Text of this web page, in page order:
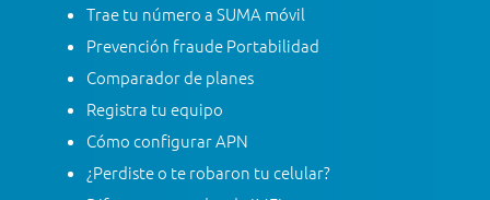
Trae tu número a SUMA móvil
Prevención fraude Portabilidad
Comparador de planes
Registra tu equipo
Cómo configurar APN
¿Perdiste o te robaron tu celular?